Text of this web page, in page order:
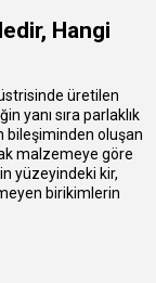
Hangi
üretilen
yanı sıra parlaklık
bileşiminden oluşan
malzemeye göre
yüzeyindeki kir,
birikimlerin